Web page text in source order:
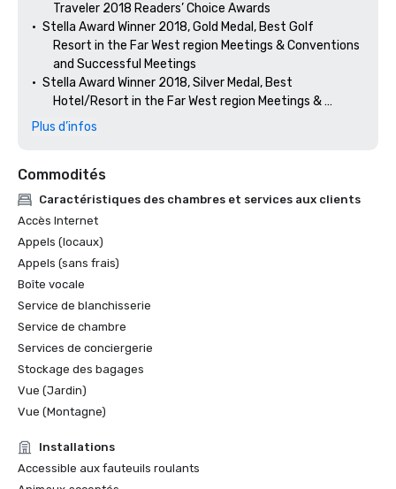
        Traveler 2018 Readers’ Choice Awards
•	Stella Award Winner 2018, Gold Medal, Best Golf
        Resort in the Far West region Meetings & Conventions
        and Successful Meetings
•	Stella Award Winner 2018, Silver Medal, Best
        Hotel/Resort in the Far West region Meetings &
Plus d’infos
Commodités
Caractéristiques des chambres et services aux clients
Accès Internet
Appels (locaux)
Appels (sans frais)
Boîte vocale
Service de blanchisserie
Service de chambre
Services de conciergerie
Stockage des bagages
Vue (Jardin)
Vue (Montagne)
Installations
Accessible aux fauteuils roulants